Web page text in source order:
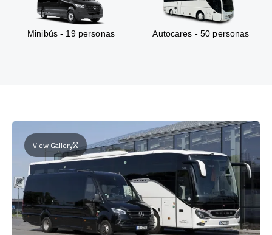
Minibús - 19 personas Autocares - 50 personas
View Gallery